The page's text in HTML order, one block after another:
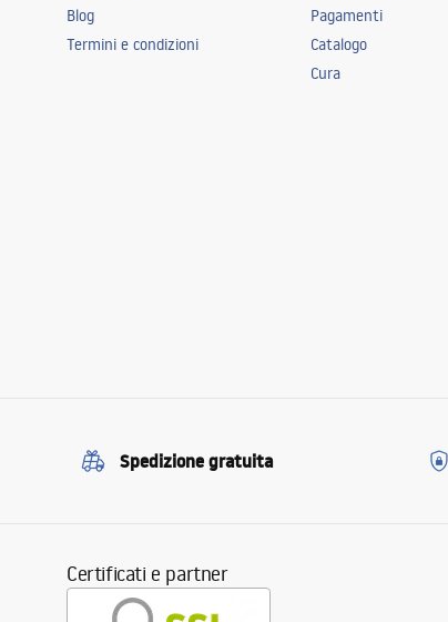
Blog
Termini e condizioni
Pagamenti
Catalogo
Cura
Spedizione gratuita
Certificati e partner